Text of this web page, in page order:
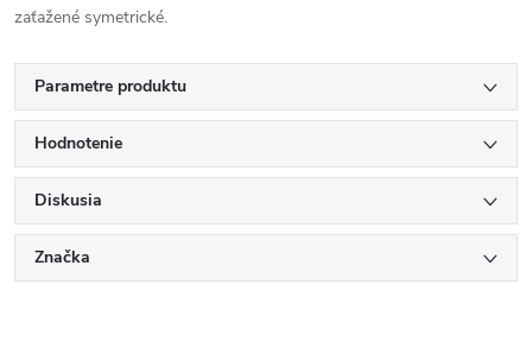
zaťažené symetrické.
Parametre produktu
Hodnotenie
Diskusia
Značka